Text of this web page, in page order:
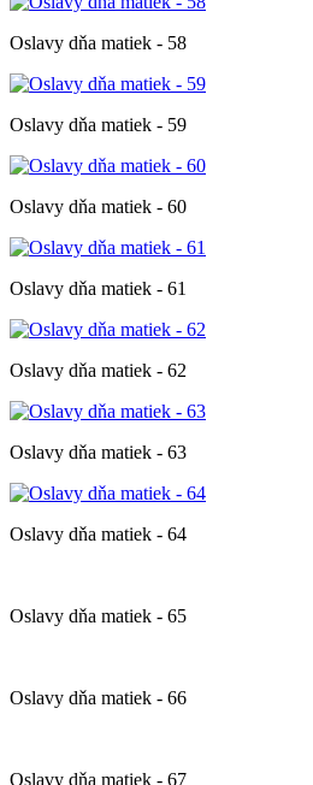
Oslavy dňa matiek - 58
Oslavy dňa matiek - 59
Oslavy dňa matiek - 60
Oslavy dňa matiek - 61
Oslavy dňa matiek - 62
Oslavy dňa matiek - 63
Oslavy dňa matiek - 64
Oslavy dňa matiek - 65
Oslavy dňa matiek - 66
Oslavy dňa matiek - 67